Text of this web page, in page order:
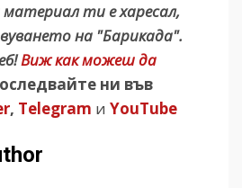
ти е харесал,
на "Барикада".
Виж как можеш да
ни във
, Telegram и YouTube